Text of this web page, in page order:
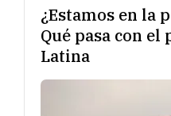
¿Estamos en la
Qué pasa con
Latina